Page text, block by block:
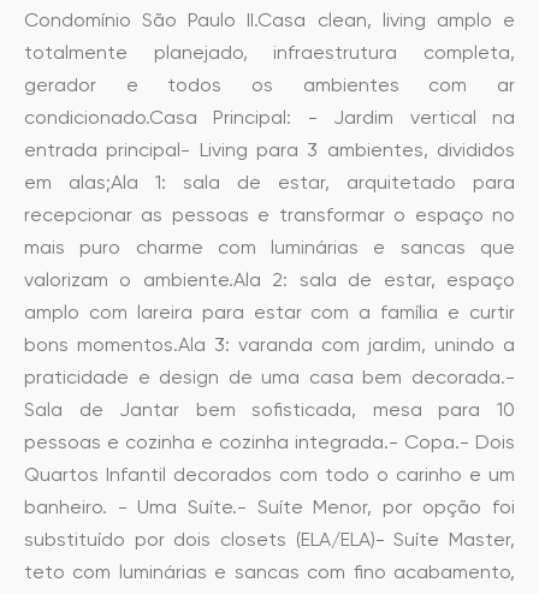
Condomínio São Paulo II.Casa clean, living amplo e
totalmente planejado, infraestrutura completa,
gerador e todos os ambientes com ar
condicionado.Casa Principal: - Jardim vertical na
entrada principal- Living para 3 ambientes, divididos
em alas;Ala 1: sala de estar, arquitetado para
recepcionar as pessoas e transformar o espaço no
mais puro charme com luminárias e sancas que
valorizam o ambiente.Ala 2: sala de estar, espaço
amplo com lareira para estar com a família e curtir
bons momentos.Ala 3: varanda com jardim, unindo a
praticidade e design de uma casa bem decorada.-
Sala de Jantar bem sofisticada, mesa para 10
pessoas e cozinha e cozinha integrada.- Copa.- Dois
Quartos Infantil decorados com todo o carinho e um
banheiro. - Uma Suíte.- Suíte Menor, por opção foi
substituído por dois closets (ELA/ELA)- Suíte Master,
teto com luminárias e sancas com fino acabamento,